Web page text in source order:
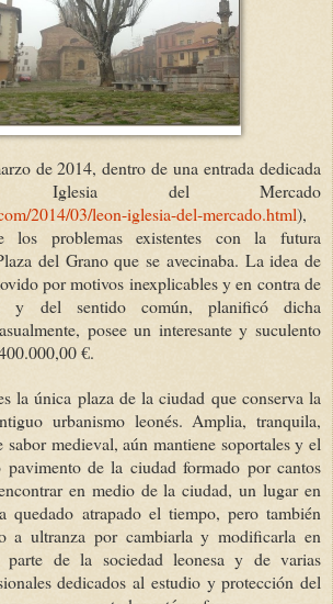
de 2014, dentro de una entrada dedicada
Iglesia del Mercado
2014/03/leon-iglesia-del-mercado.html),
los problemas existentes con la futura
del Grano que se avecinaba. La idea de
por motivos inexplicables y en contra de
y del sentido común, planificó dicha
posee un interesante y suculento
€.
la única plaza de la ciudad que conserva la
urbanismo leonés. Amplia, tranquila,
sabor medieval, aún mantiene soportales y el
de la ciudad formado por cantos
en medio de la ciudad, un lugar en
quedado atrapado el tiempo, pero también
a ultranza por cambiarla y modificarla en
de la sociedad leonesa y de varias
dedicados al estudio y protección del